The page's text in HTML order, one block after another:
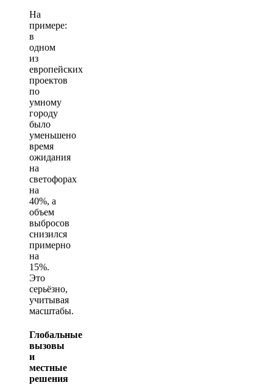
На
примере:
в
одном
из
европейских
проектов
по
умному
городу
было
уменьшено
время
ожидания
на
светофорах
на
40%, а
объем
выбросов
снизился
примерно
на
15%.
Это
серьёзно,
учитывая
масштабы.
Глобальные
вызовы
и
местные
решения